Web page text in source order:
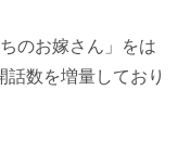
のお嫁さん」をは
話数を増量しており